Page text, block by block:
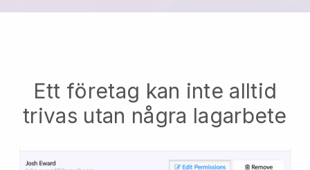
Ett företag kan inte alltid
trivas utan några lagarbete